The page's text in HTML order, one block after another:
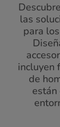
las
para
incluyen
de